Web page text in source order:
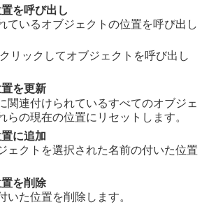
を呼び出し
ているオブジェクトの位置を呼び出し
リックしてオブジェクトを呼び出し
を更新
関連付けられているすべてのオブジェ
らの現在の位置にリセットします。
に追加
ェクトを選択された名前の付いた位置
を削除
た位置を削除します。